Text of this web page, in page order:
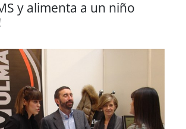
y alimenta a un niño